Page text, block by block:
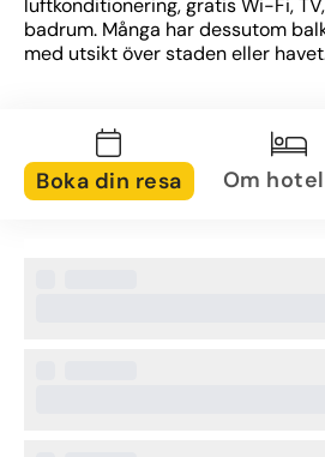
luftkonditionering, gratis Wi-Fi,
badrum. Många har dessutom
med utsikt över staden eller
Hotellet ligger nära marinan i
enkelt att ta sig till restauranger,
Den världsberömda nattklubben
några steg bort, och det är även
Boka din resa Om